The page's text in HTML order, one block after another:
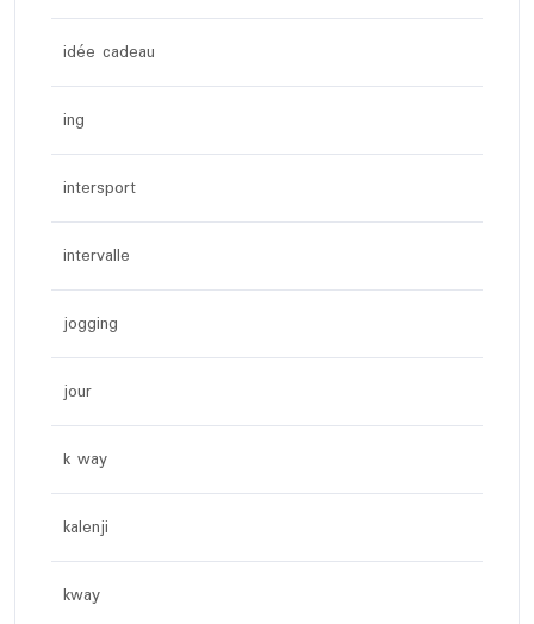
idée cadeau
ing
intersport
intervalle
jogging
jour
k way
kalenji
kway